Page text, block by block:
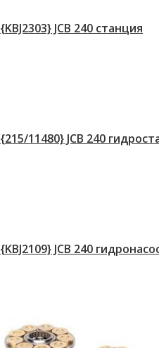
{KBJ2303} JCB 240 станция
{215/11480} JCB 240
{KBJ2109} JCB 240